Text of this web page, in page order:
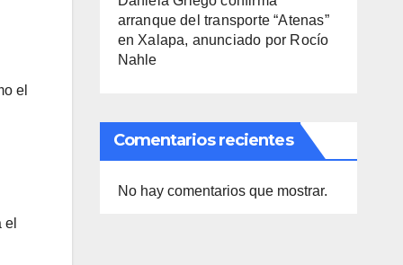
el
arranque del transporte “Atenas”
en Xalapa, anunciado por Rocío
Nahle
Comentarios recientes
No hay comentarios que mostrar.